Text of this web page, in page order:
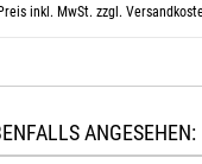
Preis inkl. MwSt. zzgl.
ANGESEHEN: